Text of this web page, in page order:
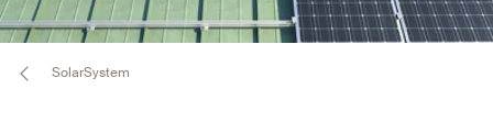
SolarSystem